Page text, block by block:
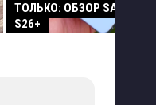
ТОЛЬКО: ОБЗОР SAMSUNG
S26+